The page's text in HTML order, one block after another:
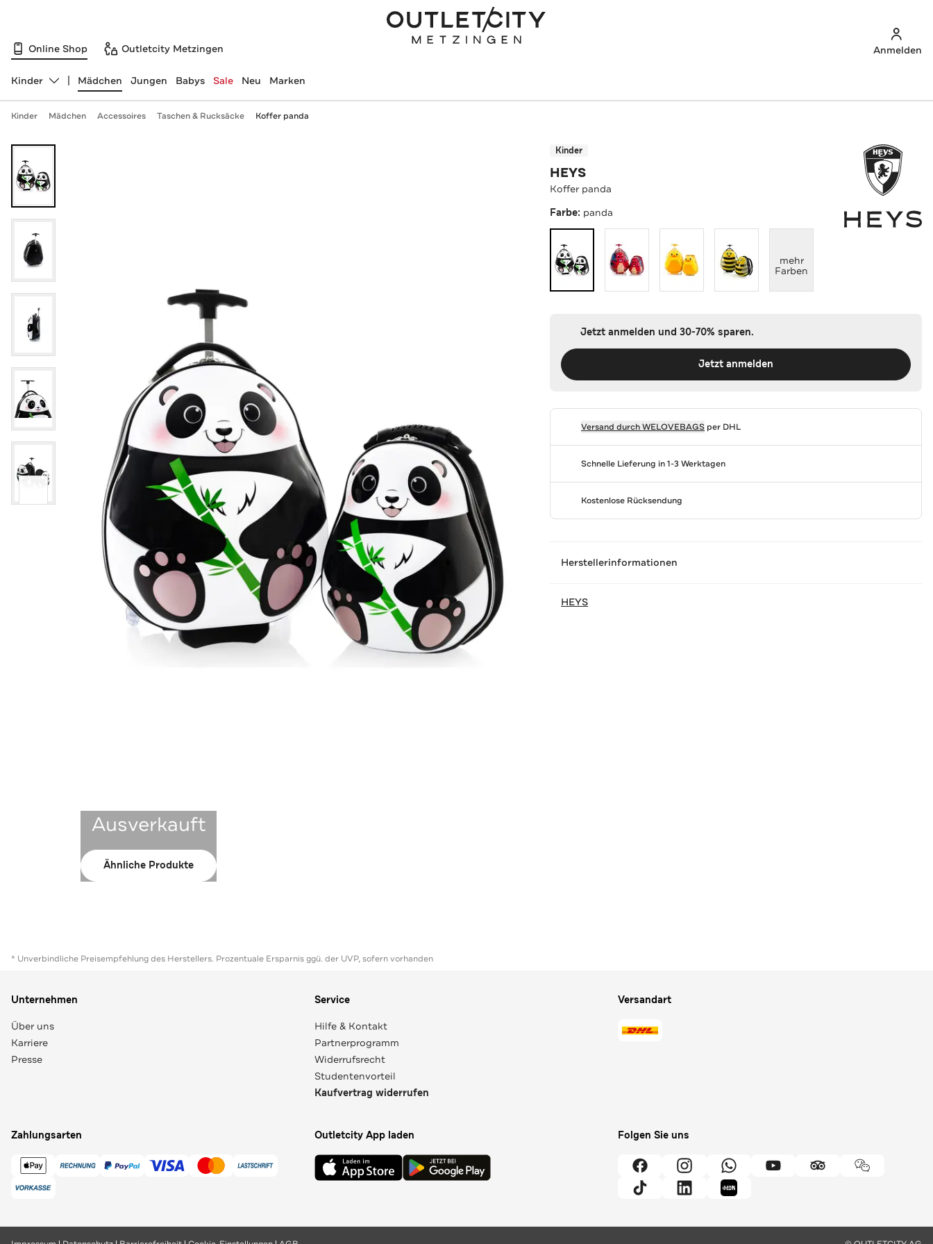
Online Shop Outletcity Metzingen Anmelden
Abteilung ändern, ausgewählt:
Kinder Mädchen Jungen Babys Sale Neu Marken
Kinder Mädchen Accessoires Taschen & Rucksäcke Koffer panda
Ausverkauft
Ähnliche Produkte
Kinder
HEYS
Koffer panda
Farbe: panda
mehr
Farben
Jetzt anmelden und 30-70% sparen.
Jetzt anmelden
Versand durchWELOVEBAGS per DHL
Schnelle Lieferung in 1-3 Werktagen
Kostenlose Rücksendung
Herstellerinformationen
HEYS
* Unverbindliche Preisempfehlung des Herstellers. Prozentuale Ersparnis ggü. der UVP, sofern vorhanden
Unternehmen
Über uns
Karriere
Presse
Service
Hilfe & Kontakt
Partnerprogramm
Widerrufsrecht
Studentenvorteil
Kaufvertrag widerrufen
Versandart
Zahlungsarten Outletcity App laden Folgen Sie uns